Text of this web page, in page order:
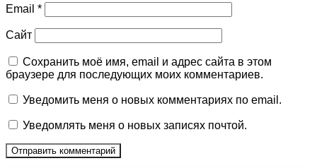
Email *
Сайт
Сохранить моё имя, email и адрес сайта в этом
браузере для последующих моих комментариев.
Уведомить меня о новых комментариях по email.
Уведомлять меня о новых записях почтой.